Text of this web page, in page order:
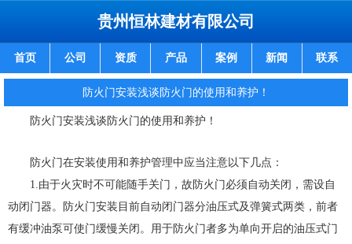
贵州恒林建材有限公司
首页 公司 资质 产品 案例 新闻 联系
防火门安装浅谈防火门的使用和养护！
防火门安装浅谈防火门的使用和养护！
防火门在安装使用和养护管理中应当注意以下几点：
1.由于火灾时不可能随手关门，故防火门必须自动关闭，需设自
动闭门器。防火门安装目前自动闭门器分油压式及弹簧式两类，前者
有缓冲油泵可使门缓慢关闭。用于防火门者多为单向开启的油压式门